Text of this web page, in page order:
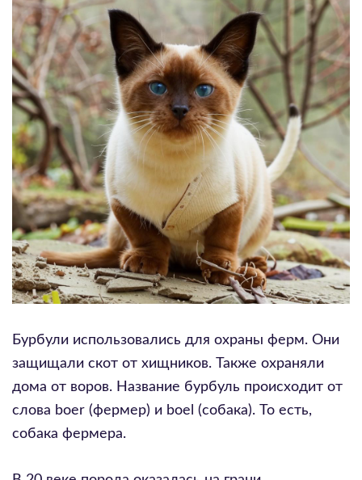
Бурбули использовались для охраны ферм. Они
защищали скот от хищников. Также охраняли
дома от воров. Название бурбуль происходит от
слова boer (фермер) и boel (собака). То есть,
собака фермера.